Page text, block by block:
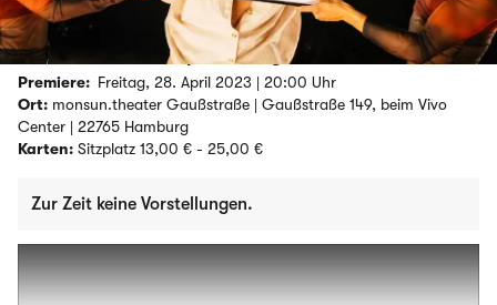
© Simon Wachter
Von THE GARDEN // performing arts
Premiere: Freitag, 28. April 2023 | 20:00 Uhr
Ort: monsun.theater Gaußstraße | Gaußstraße 149, beim Vivo
Center | 22765 Hamburg
Karten: Sitzplatz 13,00 € - 25,00 €
Zur Zeit keine Vorstellungen.